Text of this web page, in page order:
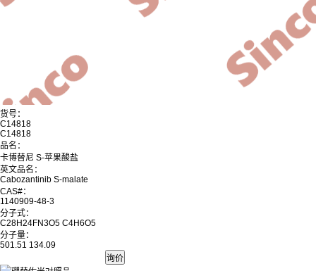
货号：
C14818
C14818
品名：
卡博替尼 S-苹果酸盐
英文品名：
Cabozantinib S-malate
CAS#：
1140909-48-3
分子式：
C28H24FN3O5 C4H6O5
分子量：
501.51 134.09